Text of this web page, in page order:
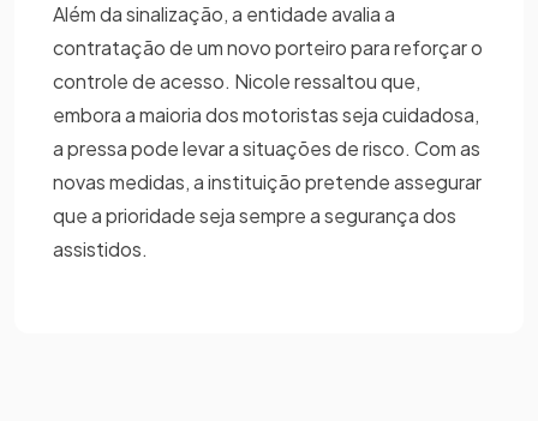
Além da sinalização, a entidade avalia a
contratação de um novo porteiro para reforçar o
controle de acesso. Nicole ressaltou que,
embora a maioria dos motoristas seja cuidadosa,
a pressa pode levar a situações de risco. Com as
novas medidas, a instituição pretende assegurar
que a prioridade seja sempre a segurança dos
assistidos.